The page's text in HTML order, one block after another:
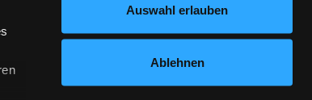
Auswahl erlauben
Ablehnen